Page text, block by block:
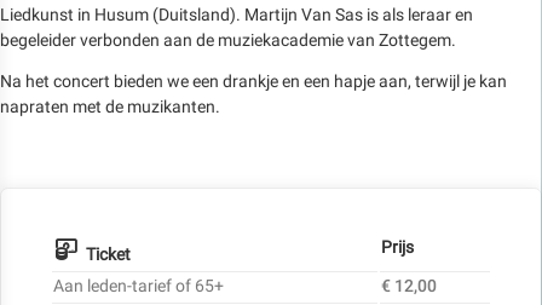
Liedkunst in Husum (Duitsland). Martijn Van Sas is als leraar en
begeleider verbonden aan de muziekacademie van Zottegem.
Na het concert bieden we een drankje en een hapje aan, terwijl je kan
napraten met de muzikanten.
Ticket
Prijs
Aan leden-tarief of 65+
€ 12,00